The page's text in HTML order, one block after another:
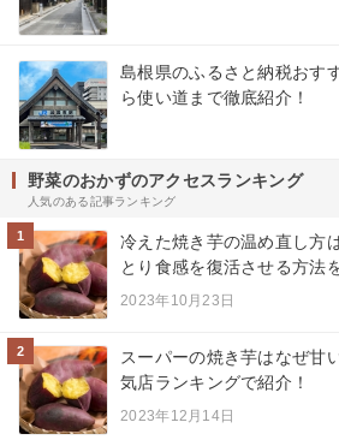
島根県のふるさと納税おす
ら使い道まで徹底紹介！
野菜のおかずのアクセスランキング
人気のある記事ランキング
1
冷えた焼き芋の温め直し方
とり食感を復活させる方法
2023年10月23日
2
スーパーの焼き芋はなぜ甘
気店ランキングで紹介！
2023年12月14日